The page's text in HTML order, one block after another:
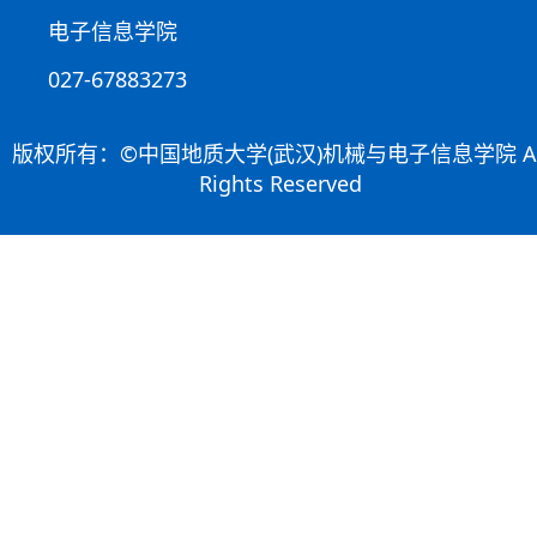
电子信息学院
027-67883273
版权所有：©中国地质大学(武汉)机械与电子信息学院
Rights Reserved